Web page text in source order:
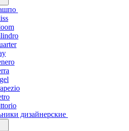
дизайнерские